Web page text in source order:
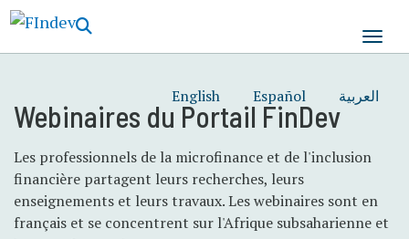
principal
English Español العربية
Webinaires du Portail FinDev
Les professionnels de la microfinance et de l'inclusion
financière partagent leurs recherches, leurs
enseignements et leurs travaux. Les webinaires sont en
français et se concentrent sur l'Afrique subsaharienne et